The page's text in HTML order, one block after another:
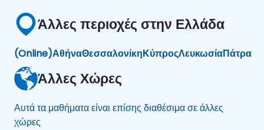
Άλλες περιοχές στην Ελλάδα
(Online)ΑθήναΘεσσαλονίκηΚύπροςΛευκωσίαΠάτρα
Άλλες Χώρες
Αυτά τα μαθήματα είναι επίσης διαθέσιμα σε άλλες
χώρες